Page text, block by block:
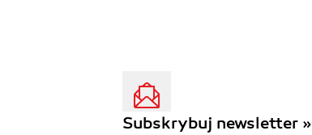
Subskrybuj newsletter »